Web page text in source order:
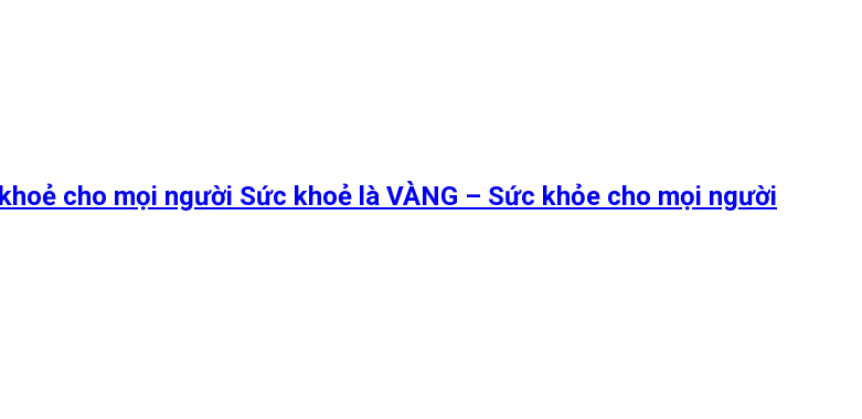
cho mọi người Sức khoẻ là VÀNG – Sức khỏe cho mọi người